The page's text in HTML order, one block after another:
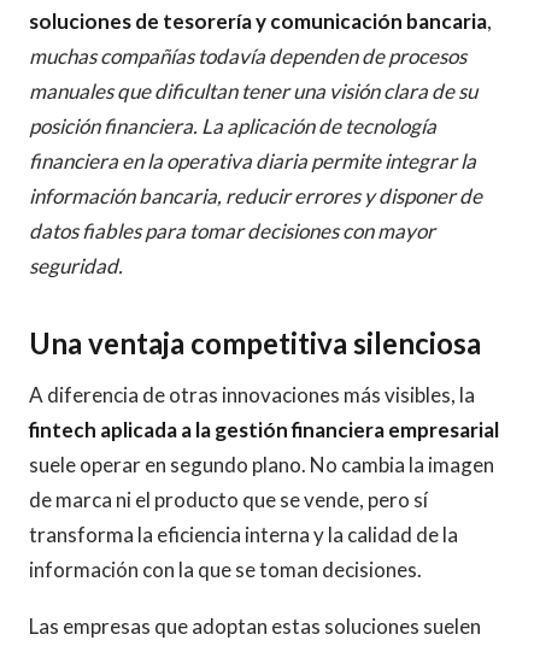
soluciones de tesorería y comunicación bancaria,
muchas compañías todavía dependen de procesos
manuales que dificultan tener una visión clara de su
posición financiera. La aplicación de tecnología
financiera en la operativa diaria permite integrar la
información bancaria, reducir errores y disponer de
datos fiables para tomar decisiones con mayor
seguridad.
Una ventaja competitiva silenciosa
A diferencia de otras innovaciones más visibles, la
fintech aplicada a la gestión financiera empresarial
suele operar en segundo plano. No cambia la imagen
de marca ni el producto que se vende, pero sí
transforma la eficiencia interna y la calidad de la
información con la que se toman decisiones.
Las empresas que adoptan estas soluciones suelen